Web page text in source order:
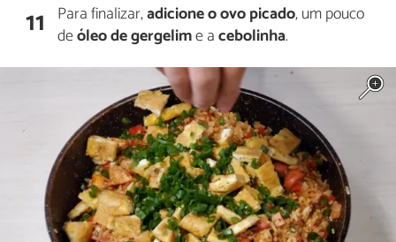
11 Para finalizar,adicione o ovo picado, um pouco
deóleo de gergelime acebolinha.